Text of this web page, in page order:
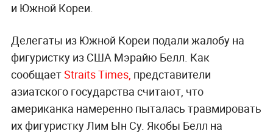
и Южной Кореи.
Делегаты из Южной Кореи подали жалобу на
фигуристку из США Мэрайю Белл. Как
сообщаетStraits Times, представители
азиатского государства считают, что
американка намеренно пыталась травмировать
их фигуристку Лим Ын Су. Якобы Белл на